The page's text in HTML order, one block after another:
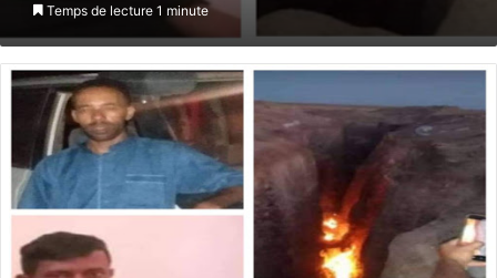
Temps de lecture 1 minute